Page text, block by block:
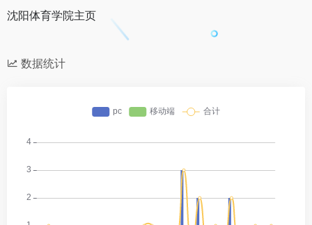
沈阳体育学院主页
数据统计